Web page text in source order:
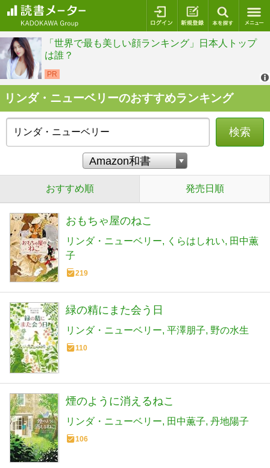
ログイン 新規登録
リンダ・ニューベリーのおすすめランキング
検索
おすすめ順 発売日順
おもちゃ屋のねこ
リンダ・ニューベリー くらはしれい
田中薫
子
219
緑の精にまた会う日
リンダ・ニューベリー 平澤朋子 野の水生
110
煙のように消えるねこ
リンダ・ニューベリー 田中薫子 丹地陽子
106